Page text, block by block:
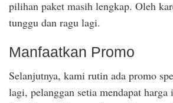
pilihan paket masih lengkap. Oleh
tunggu dan ragu lagi.
Manfaatkan Promo
Selanjutnya, kami rutin ada promo
lagi, pelanggan setia mendapat harga